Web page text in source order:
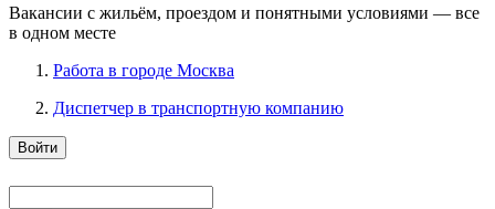
Вакансии с жильём, проездом и понятными условиями — все
в одном месте
Работа в городе Москва
Диспетчер в транспортную компанию
Войти